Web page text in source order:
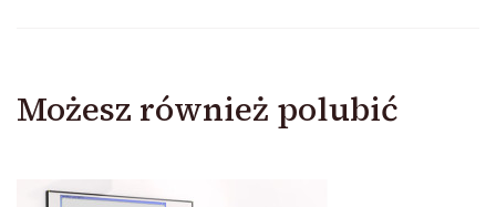
Możesz również polubić